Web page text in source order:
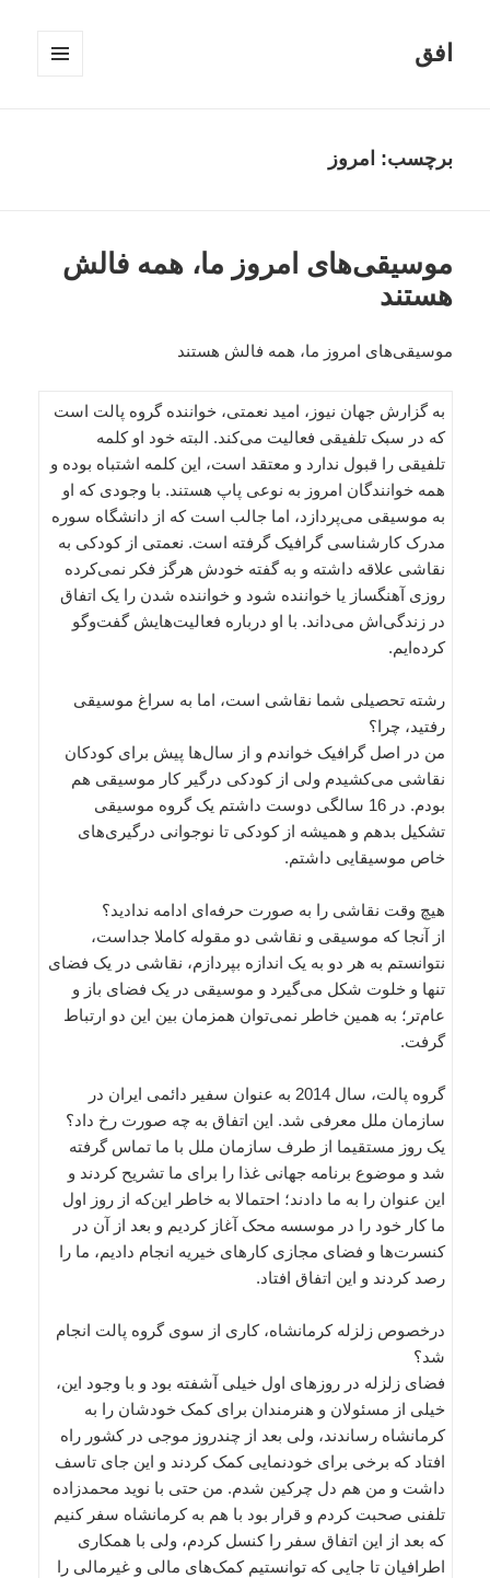
افق
برچسب: امروز
موسیقی‌های امروز ما، همه فالش
هستند
موسیقی‌های امروز ما، همه فالش هستند
به گزارش جهان نیوز، امید نعمتی، خواننده گروه پالت است
که در سبک تلفیقی فعالیت می‌کند. البته خود او کلمه
تلفیقی را قبول ندارد و معتقد است، این کلمه اشتباه بوده و
همه خوانندگان امروز به نوعی پاپ هستند. با وجودی که او
به موسیقی می‌پردازد، اما جالب است که از دانشگاه سوره
مدرک کارشناسی گرافیک گرفته است. نعمتی از کودکی به
نقاشی علاقه داشته و به گفته خودش هرگز فکر نمی‌کرده
روزی آهنگساز یا خواننده شود و خواننده شدن را یک اتفاق
در زندگی‌اش می‌داند. با او درباره فعالیت‌هایش گفت‌وگو
کرده‌ایم.
رشته تحصیلی شما نقاشی است، اما به سراغ موسیقی
رفتید، چرا؟
من در اصل گرافیک خواندم و از سال‌ها پیش برای کودکان
نقاشی می‌کشیدم ولی از کودکی درگیر کار موسیقی هم
بودم. در 16 سالگی دوست داشتم یک گروه موسیقی
تشکیل بدهم و همیشه از کودکی تا نوجوانی درگیری‌های
خاص موسیقایی داشتم.
هیچ وقت نقاشی را به صورت حرفه‌ای ادامه ندادید؟
از آنجا که موسیقی و نقاشی دو مقوله کاملا جداست،
نتوانستم به هر دو به یک اندازه بپردازم، نقاشی در یک فضای
تنها و خلوت شکل می‌گیرد و موسیقی در یک فضای باز و
عام‌تر؛ به همین خاطر نمی‌توان همزمان بین این دو ارتباط
گرفت.
گروه پالت، سال 2014 به عنوان سفیر دائمی ایران در
سازمان ملل معرفی شد. این اتفاق به چه صورت رخ داد؟
یک روز مستقیما از طرف سازمان ملل با ما تماس گرفته
شد و موضوع برنامه جهانی غذا را برای ما تشریح کردند و
این عنوان را به ما دادند؛ احتمالا به خاطر این‌که از روز اول
ما کار خود را در موسسه محک آغاز کردیم و بعد از آن در
کنسرت‌ها و فضای مجازی کارهای خیریه انجام دادیم، ما را
رصد کردند و این اتفاق افتاد.
درخصوص زلزله کرمانشاه، کاری از سوی گروه پالت انجام
شد؟
فضای زلزله در روزهای اول خیلی آشفته بود و با وجود این،
خیلی از مسئولان و هنرمندان برای کمک خودشان را به
کرمانشاه رساندند، ولی بعد از چندروز موجی در کشور راه
افتاد که برخی برای خودنمایی کمک کردند و این جای تاسف
داشت و من هم دل چرکین شدم. من حتی با نوید محمدزاده
تلفنی صحبت کردم و قرار بود با هم به کرمانشاه سفر کنیم
که بعد از این اتفاق سفر را کنسل کردم، ولی با همکاری
اطرافیان تا جایی که توانستیم کمک‌های مالی و غیرمالی را